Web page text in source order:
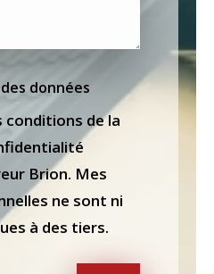
données
conditions de la
Brion. Mes
ne sont ni
à des tiers.